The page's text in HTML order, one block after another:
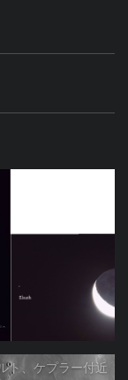
ト、ケプラー付近